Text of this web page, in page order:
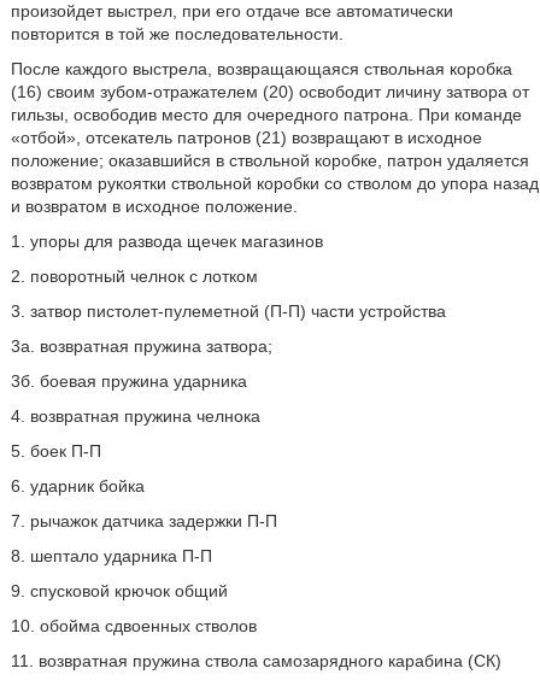
произойдет выстрел, при его отдаче все автоматически
повторится в той же последовательности.
После каждого выстрела, возвращающаяся ствольная коробка
(16) своим зубом-отражателем (20) освободит личину затвора от
гильзы, освободив место для очередного патрона. При команде
«отбой», отсекатель патронов (21) возвращают в исходное
положение; оказавшийся в ствольной коробке, патрон удаляется
возвратом рукоятки ствольной коробки со стволом до упора назад
и возвратом в исходное положение.
1. упоры для развода щечек магазинов
2. поворотный челнок с лотком
3. затвор пистолет-пулеметной (П-П) части устройства
3а. возвратная пружина затвора;
3б. боевая пружина ударника
4. возвратная пружина челнока
5. боек П-П
6. ударник бойка
7. рычажок датчика задержки П-П
8. шептало ударника П-П
9. спусковой крючок общий
10. обойма сдвоенных стволов
11. возвратная пружина ствола самозарядного карабина (СК)